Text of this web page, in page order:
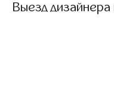
Выезд